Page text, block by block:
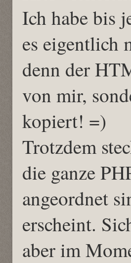
Ich habe bis
es eigentlich
denn der
von mir,
kopiert! =)
Trotzdem
die ganze
angeordnet
erscheint.
aber im